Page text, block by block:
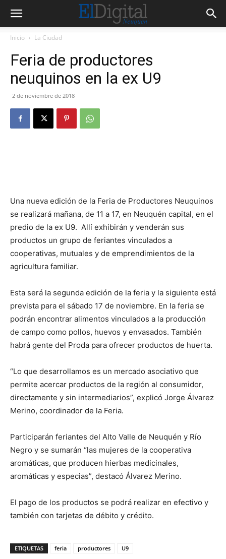
Inicio La Ciudad
Feria de productores
neuquinos en la ex U9
2 de noviembre de 2018
Una nueva edición de la Feria de Productores Neuquinos
se realizará mañana, de 11 a 17, en Neuquén capital, en el
predio de la ex U9. Allí exhibirán y venderán sus
productos un grupo de feriantes vinculados a
cooperativas, mutuales y de emprendimientos de la
agricultura familiar.
Esta será la segunda edición de la feria y la siguiente está
prevista para el sábado 17 de noviembre. En la feria se
podrán encontrar alimentos vinculados a la producción
de campo como pollos, huevos y envasados. También
habrá gente del Proda para ofrecer productos de huerta.
“Lo que desarrollamos es un mercado asociativo que
permite acercar productos de la región al consumidor,
directamente y sin intermediarios”, explicó Jorge Álvarez
Merino, coordinador de la Feria.
Participarán feriantes del Alto Valle de Neuquén y Río
Negro y se sumarán “las mujeres de la cooperativa
aromáticas, que producen hierbas medicinales,
aromáticas y especias”, destacó Álvarez Merino.
El pago de los productos se podrá realizar en efectivo y
también con tarjetas de débito y crédito.
ETIQUETAS feria productores U9